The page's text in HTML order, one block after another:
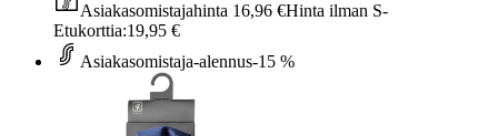
Asiakasomistajahinta 16,96 €Hinta ilman S-
Etukorttia:19,95 €
Asiakasomistaja-alennus-15 %